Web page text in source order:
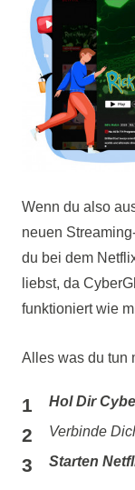
Wenn du also
neuen
du bei dem
liebst, da
funktioniert wie
Alles was du tun
Hol Dir
Verbinde
Starten